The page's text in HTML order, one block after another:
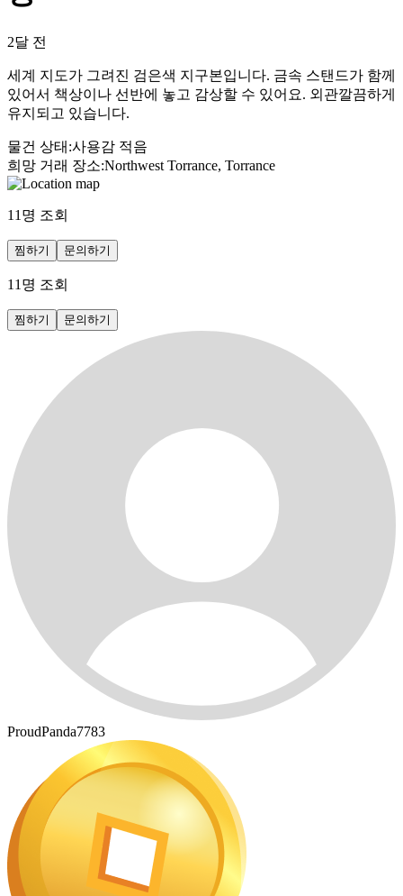
2달 전
세계 지도가 그려진 검은색 지구본입니다. 금속 스탠드가 함께
있어서 책상이나 선반에 놓고 감상할 수 있어요. 외관깔끔하게
유지되고 있습니다.
물건 상태 :사용감 적음
희망 거래 장소:Northwest Torrance, Torrance
11 명 조회
찜하기 문의하기
11 명 조회
찜하기 문의하기
ProudPanda7783